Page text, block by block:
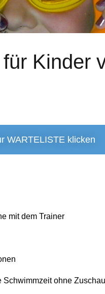
Kinder
WARTELISTE klicken
mit dem Trainer
Schwimmzeit ohne